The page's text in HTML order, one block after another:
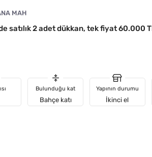
MAH
satılık 2 adet dükkan, tek fiyat 60.000
Bulunduğu kat
Bahçe katı
Yapının durumu
İkinci el